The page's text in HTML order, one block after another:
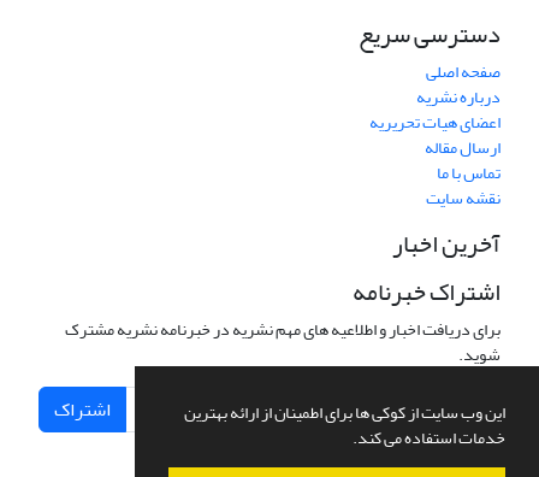
این وب سایت از کوکی ها برای اطمینان از ارائه بهترین
خدمات استفاده می کند.
دسترسی سریع
صفحه اصلی
درباره نشریه
اعضای هیات تحریریه
ارسال مقاله
تماس با ما
نقشه سایت
آخرین اخبار
اشتراک خبرنامه
برای دریافت اخبار و اطلاعیه های مهم نشریه در خبرنامه نشریه مشترک
شوید.
اشتراک